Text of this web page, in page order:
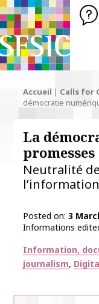
SFSIC Société
Accueil | Calls for
démocratie
La
Neutralité
Posted on 3
Informations
Thématiques
Information,
journalism